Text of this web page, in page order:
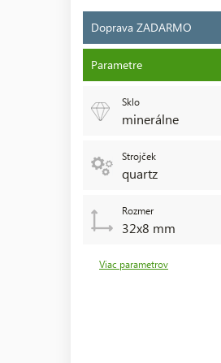
Doprava ZADARMO
Parametre
Sklo
minerálne
Strojček
quartz
Rozmer
32x8 mm
Viac parametrov